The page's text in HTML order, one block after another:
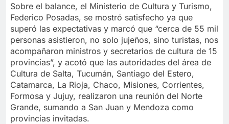
Sobre el balance, el Ministerio de Cultura y Turismo,
Federico Posadas, se mostró satisfecho ya que
superó las expectativas y marcó que “cerca de 55 mil
personas asistieron, no solo jujeños, sino turistas, nos
acompañaron ministros y secretarios de cultura de 15
provincias”, y acotó que las autoridades del área de
Cultura de Salta, Tucumán, Santiago del Estero,
Catamarca, La Rioja, Chaco, Misiones, Corrientes,
Formosa y Jujuy, realizaron una reunión del Norte
Grande, sumando a San Juan y Mendoza como
provincias invitadas.